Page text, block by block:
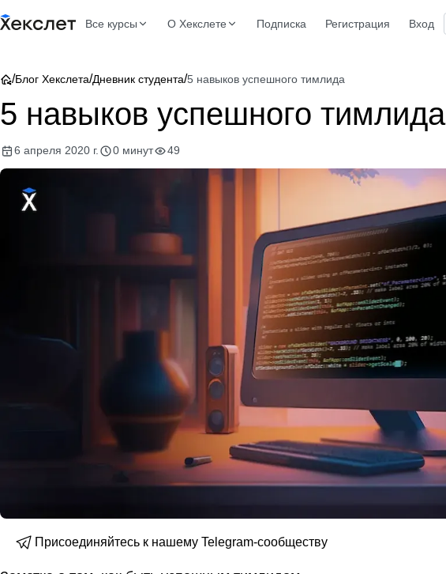
Все курсы О Хекслете Подписка Регистрация Вход
/Блог Хекслета/Дневник студента/5 навыков успешного тимлида
5 навыков успешного тимлида
6 апреля 2020 г. 0 минут 49
Присоединяйтесь к нашему Telegram-сообществу